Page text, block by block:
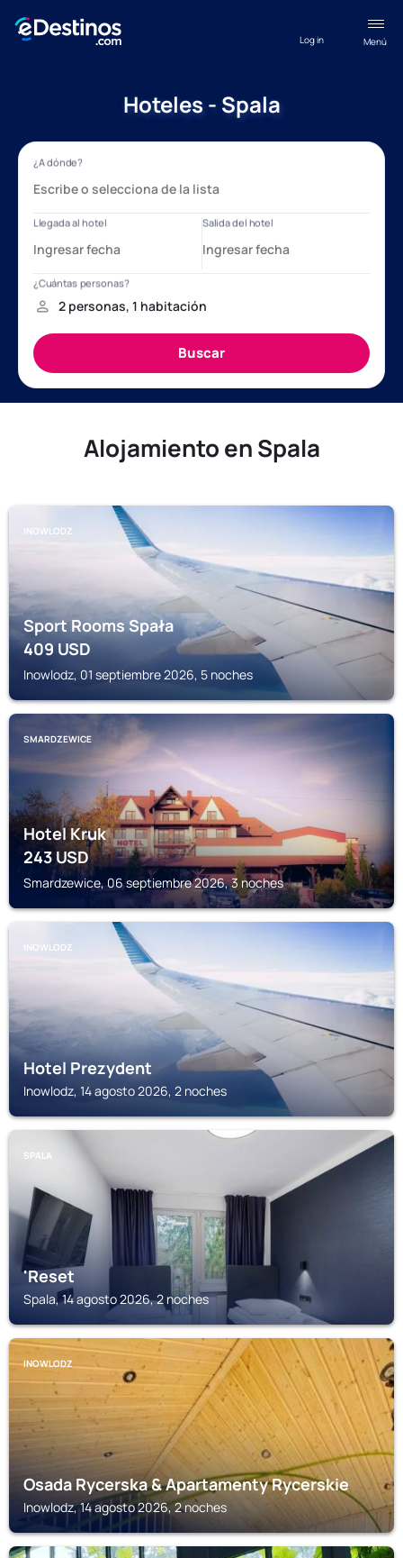
Menú
Log in
Hoteles - Spala
Alojamiento en Spala
INOWLODZ
Sport Rooms Spała
409USD
Inowlodz, 01 septiembre 2026, 5 noches
SMARDZEWICE
Hotel Kruk
243 USD
Smardzewice, 06 septiembre 2026, 3 noches
INOWLODZ
Hotel Prezydent
Inowlodz, 14 agosto 2026, 2 noches
SPALA
'Reset
Spala, 14 agosto 2026, 2 noches
INOWLODZ
Osada Rycerska & Apartamenty Rycerskie
Inowlodz, 14 agosto 2026, 2 noches